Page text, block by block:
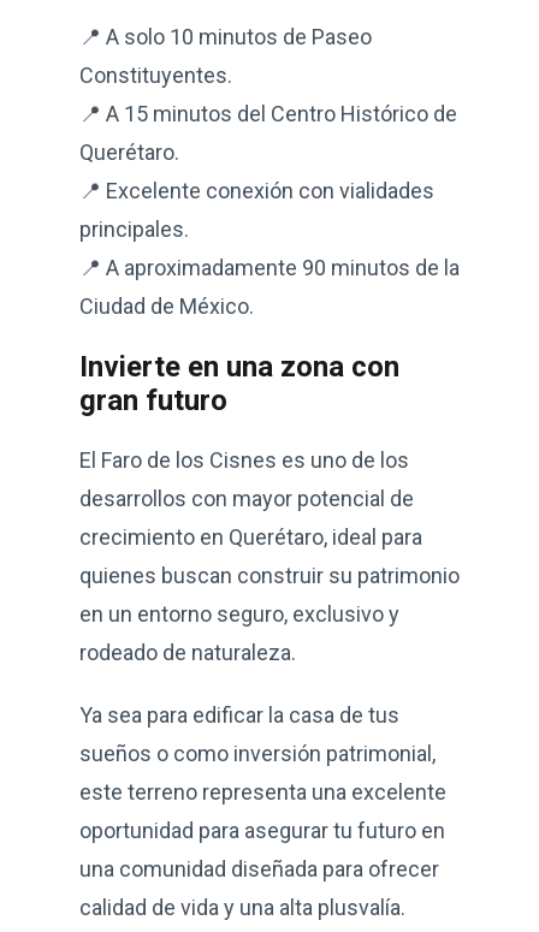
📍 A solo 10 minutos de Paseo
Constituyentes.
📍 A 15 minutos del Centro Histórico de
Querétaro.
📍 Excelente conexión con vialidades
principales.
📍 A aproximadamente 90 minutos de la
Ciudad de México.
Invierte en una zona con
gran futuro
El Faro de los Cisnes es uno de los
desarrollos con mayor potencial de
crecimiento en Querétaro, ideal para
quienes buscan construir su patrimonio
en un entorno seguro, exclusivo y
rodeado de naturaleza.
Ya sea para edificar la casa de tus
sueños o como inversión patrimonial,
este terreno representa una excelente
oportunidad para asegurar tu futuro en
una comunidad diseñada para ofrecer
calidad de vida y una alta plusvalía.